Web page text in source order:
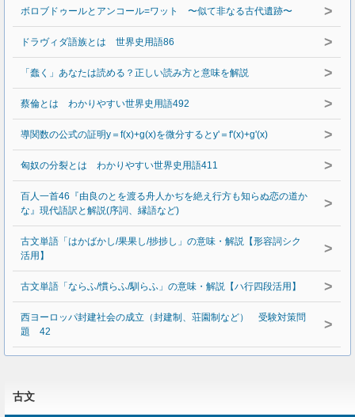
ボロブドゥールとアンコール=ワット 〜似て非なる古代遺跡〜 >
ドラヴィダ語族とは 世界史用語86 >
「蠢く」あなたは読める？正しい読み方と意味を解説 >
蔡倫とは わかりやすい世界史用語492 >
導関数の公式の証明y＝f(x)+g(x)を微分するとy'＝f'(x)+g'(x) >
匈奴の分裂とは わかりやすい世界史用語411 >
百人一首46『由良のとを渡る舟人かぢを絶え行方も知らぬ恋の道か
な』現代語訳と解説(序詞、縁語など)
>
古文単語「はかばかし/果果し/捗捗し」の意味・解説【形容詞シク
活用】
>
古文単語「ならふ/慣らふ/馴らふ」の意味・解説【ハ行四段活用】 >
西ヨーロッパ封建社会の成立（封建制、荘園制など） 受験対策問
題 42
>
古文